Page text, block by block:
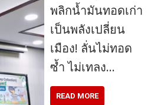
พลิกน้ำมันทอดเก่า
เป็นพลังเปลี่ยน
เมือง! ลั่นไม่ทอด
ซ้ำ ไม่เทลง…
READ MORE